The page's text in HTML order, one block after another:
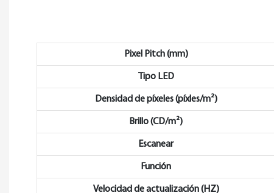
Pixel Pitch (mm)
Tipo LED
Densidad de píxeles (píxles/m²)
Brillo (CD/m²)
Escanear
Función
Velocidad de actualización (HZ)